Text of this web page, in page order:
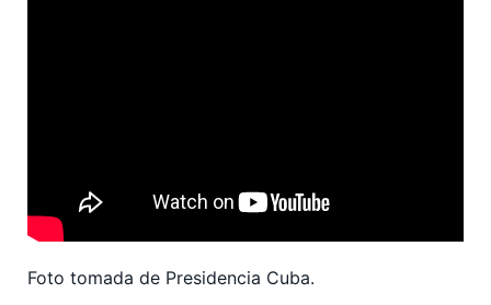
Foto tomada de Presidencia Cuba.